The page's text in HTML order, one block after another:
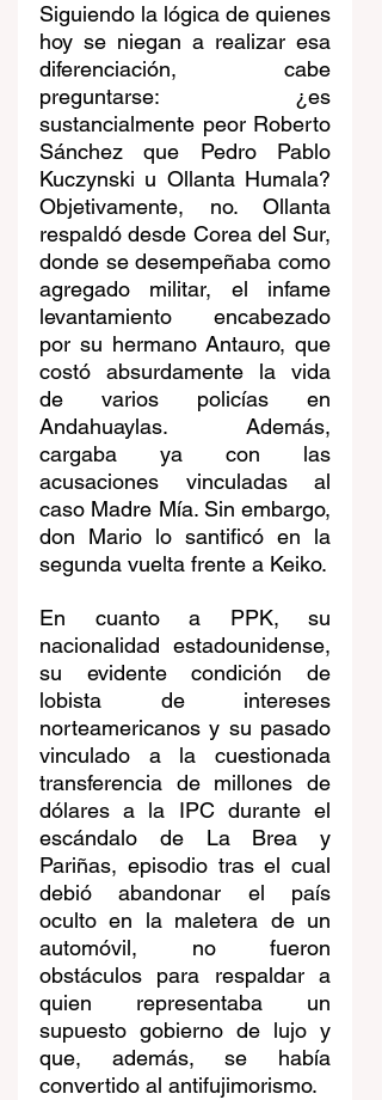
Siguiendo la lógica de quienes
hoy se niegan a realizar esa
diferenciación, cabe
preguntarse: ¿es
sustancialmente peor Roberto
Sánchez que Pedro Pablo
Kuczynski u Ollanta Humala?
Objetivamente, no. Ollanta
respaldó desde Corea del Sur,
donde se desempeñaba como
agregado militar, el infame
levantamiento encabezado
por su hermano Antauro, que
costó absurdamente la vida
de varios policías en
Andahuaylas. Además,
cargaba ya con las
acusaciones vinculadas al
caso Madre Mía. Sin embargo,
don Mario lo santificó en la
segunda vuelta frente a Keiko.
En cuanto a PPK, su
nacionalidad estadounidense,
su evidente condición de
lobista de intereses
norteamericanos y su pasado
vinculado a la cuestionada
transferencia de millones de
dólares a la IPC durante el
escándalo de La Brea y
Pariñas, episodio tras el cual
debió abandonar el país
oculto en la maletera de un
automóvil, no fueron
obstáculos para respaldar a
quien representaba un
supuesto gobierno de lujo y
que, además, se había
convertido al antifujimorismo.